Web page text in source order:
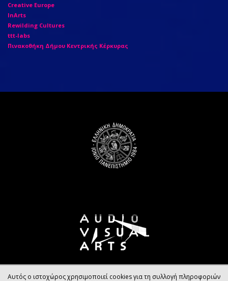
Creative Europe
InArts
Rewilding Cultures
ttt-labs
Πινακοθήκη Δήμου Κεντρικής Κέρκυρας
Αυτός ο ιστοχώρος χρησιμοποιεί cookies για τη συλλογή πληροφοριών